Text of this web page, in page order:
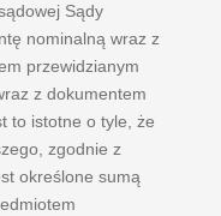
Sądy
nominalną wraz z
przewidzianym
z dokumentem
to istotne o tyle, że
zgodnie z
określone sumą